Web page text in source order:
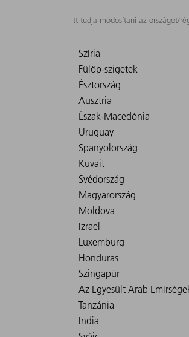
Itt tudja módosítani az országot/